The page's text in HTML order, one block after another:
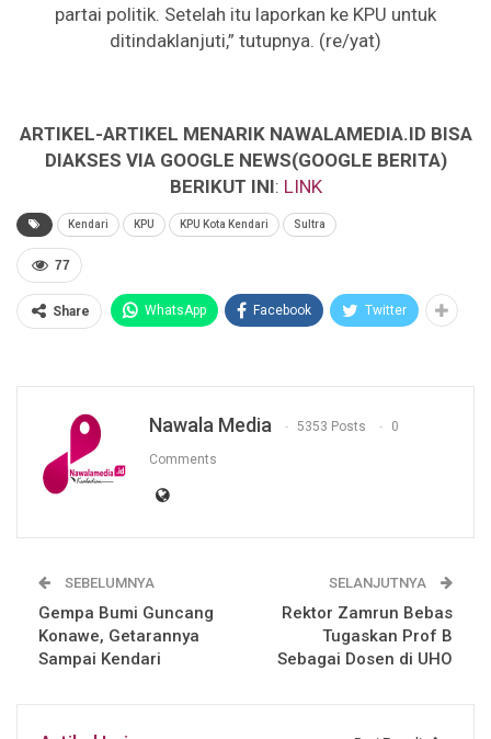
partai politik. Setelah itu laporkan ke KPU untuk
ditindaklanjuti,” tutupnya. (re/yat)
ARTIKEL-ARTIKEL MENARIK NAWALAMEDIA.ID BISA
DIAKSES VIA GOOGLE NEWS(GOOGLE BERITA)
BERIKUT INI: LINK
Kendari KPU KPU Kota Kendari Sultra
77
Share WhatsApp Facebook Twitter
Nawala Media 5353 Posts 0
Comments
SEBELUMNYA
Gempa Bumi Guncang
Konawe, Getarannya
Sampai Kendari
SELANJUTNYA
Rektor Zamrun Bebas
Tugaskan Prof B
Sebagai Dosen di UHO